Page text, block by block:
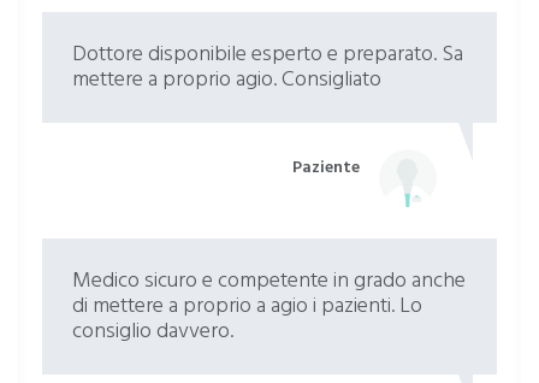
Dottore disponibile esperto e preparato. Sa
mettere a proprio agio. Consigliato
Paziente
Medico sicuro e competente in grado anche
di mettere a proprio a agio i pazienti. Lo
consiglio davvero.